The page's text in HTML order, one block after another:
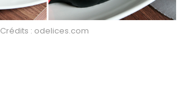
Crédits : odelices.com